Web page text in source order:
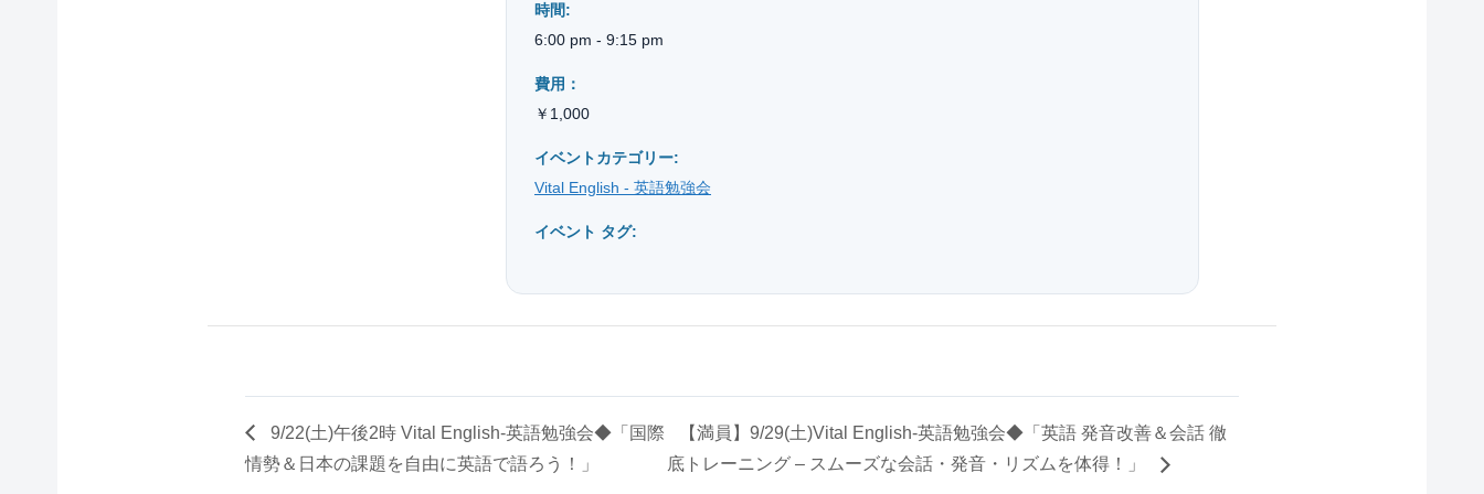
時間:
6:00 pm - 9:15 pm
費用：
￥1,000
イベントカテゴリー:
Vital English - 英語勉強会
イベント タグ:
9/22(土)午後2時 Vital English-英語勉強会◆「国際
情勢＆日本の課題を自由に英語で語ろう！」
【満員】9/29(土)Vital English-英語勉強会◆「英語 発音改善＆会話 徹
底トレーニング – スムーズな会話・発音・リズムを体得！」